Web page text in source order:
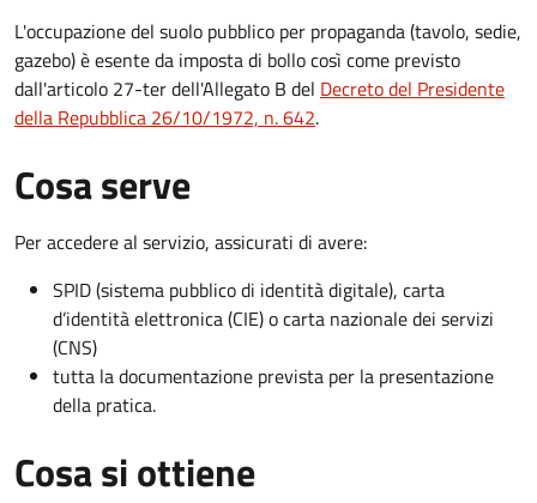
L'occupazione del suolo pubblico per propaganda (tavolo, sedie,
gazebo) è esente da imposta di bollo così come previsto
dall'articolo 27-ter dell'Allegato B del Decreto del Presidente
della Repubblica 26/10/1972, n. 642.
Cosa serve
Per accedere al servizio, assicurati di avere:
SPID (sistema pubblico di identità digitale), carta
d’identità elettronica (CIE) o carta nazionale dei servizi
(CNS)
tutta la documentazione prevista per la presentazione
della pratica.
Cosa si ottiene